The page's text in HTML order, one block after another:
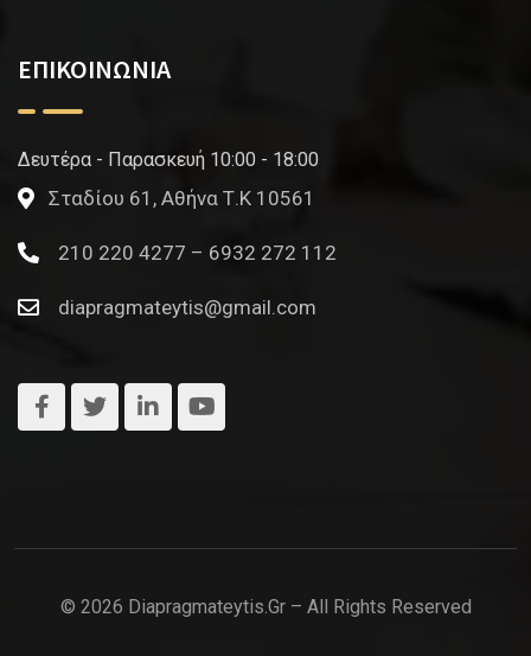
ΕΠΙΚΟΙΝΩΝΙΑ
Δευτέρα - Παρασκευή 10:00 - 18:00
Σταδίου 61, Αθήνα Τ.Κ 10561
210 220 4277 – 6932 272 112
diapragmateytis@gmail.com
© 2026 Diapragmateytis.gr – All Rights Reserved